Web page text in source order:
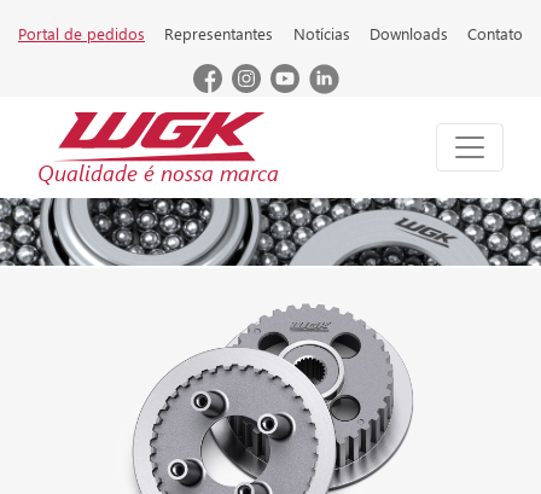
Portal de pedidos Representantes Notícias Downloads Contato
Qualidade é nossa marca